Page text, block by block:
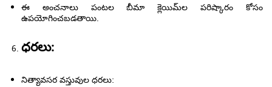
ఈ అంచనాలు పంటల బీమా క్లెయిమ్‌ల పరిష్కారం కోసం
ఉపయోగించబడతాయి.
ధరలు:
నిత్యావసర వస్తువుల ధరలు: